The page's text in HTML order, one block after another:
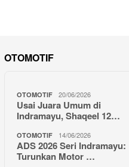
OTOMOTIF
OTOMOTIF 20/06/2026
Usai Juara Umum di
Indramayu, Shaqeel 12…
OTOMOTIF 14/06/2026
ADS 2026 Seri Indramayu:
Turunkan Motor …